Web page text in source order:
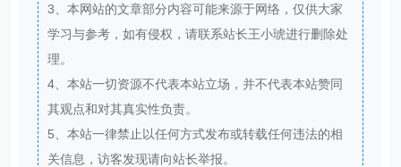
3、本网站的文章部分内容可能来源于网络，仅供大家
学习与参考，如有侵权，请联系站长王小琥进行删除处
理。
4、本站一切资源不代表本站立场，并不代表本站赞同
其观点和对其真实性负责。
5、本站一律禁止以任何方式发布或转载任何违法的相
关信息，访客发现请向站长举报。